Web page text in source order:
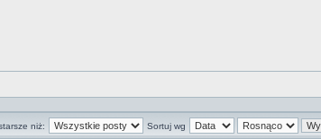
niż:
Sortuj wg